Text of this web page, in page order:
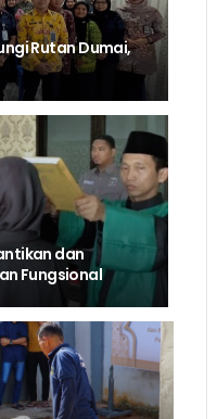
Rutan Dumai,
dan
Fungsional